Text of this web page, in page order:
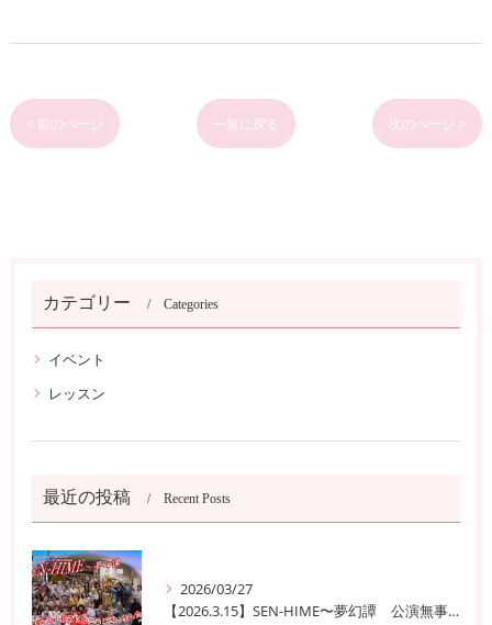
< 前のページ 一覧に戻る 次のページ >
カテゴリー Categories
イベント
レッスン
最近の投稿 Recent Posts
2026/03/27
【2026.3.15】SEN-HIME〜夢幻譚 公演無事終了